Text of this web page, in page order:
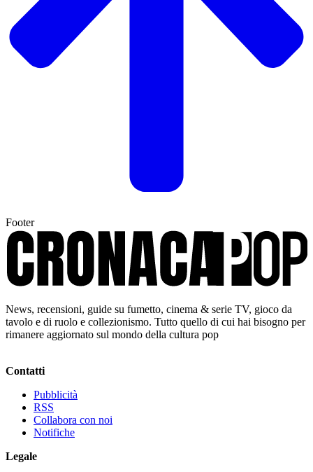
Footer
News, recensioni, guide su fumetto, cinema & serie TV, gioco da
tavolo e di ruolo e collezionismo. Tutto quello di cui hai bisogno per
rimanere aggiornato sul mondo della cultura pop
Contatti
Pubblicità
RSS
Collabora con noi
Notifiche
Legale